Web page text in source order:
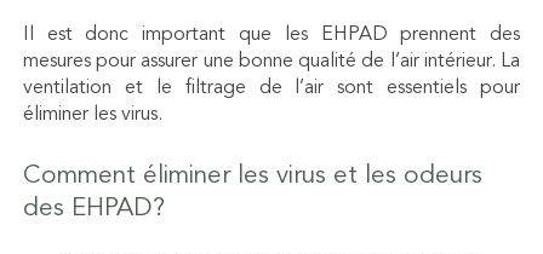
Il est donc important que les EHPAD prennent des
mesures pour assurer une bonnequalité de l’air intérieur. La
ventilation et le filtrage de l’air sont essentiels pour
éliminer les virus.
Comment éliminer les virus et les odeurs
des EHPAD?